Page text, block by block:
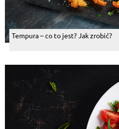
Tempura – co to jest? Jak zrobić?